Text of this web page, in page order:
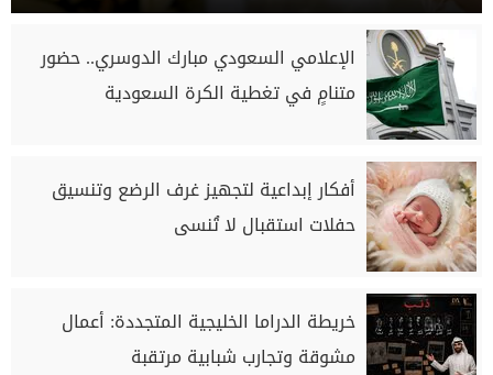
الإعلامي السعودي مبارك الدوسري.. حضور
متنامٍ في تغطية الكرة السعودية
أفكار إبداعية لتجهيز غرف الرضع وتنسيق
حفلات استقبال لا تُنسى
خريطة الدراما الخليجية المتجددة: أعمال
مشوقة وتجارب شبابية مرتقبة